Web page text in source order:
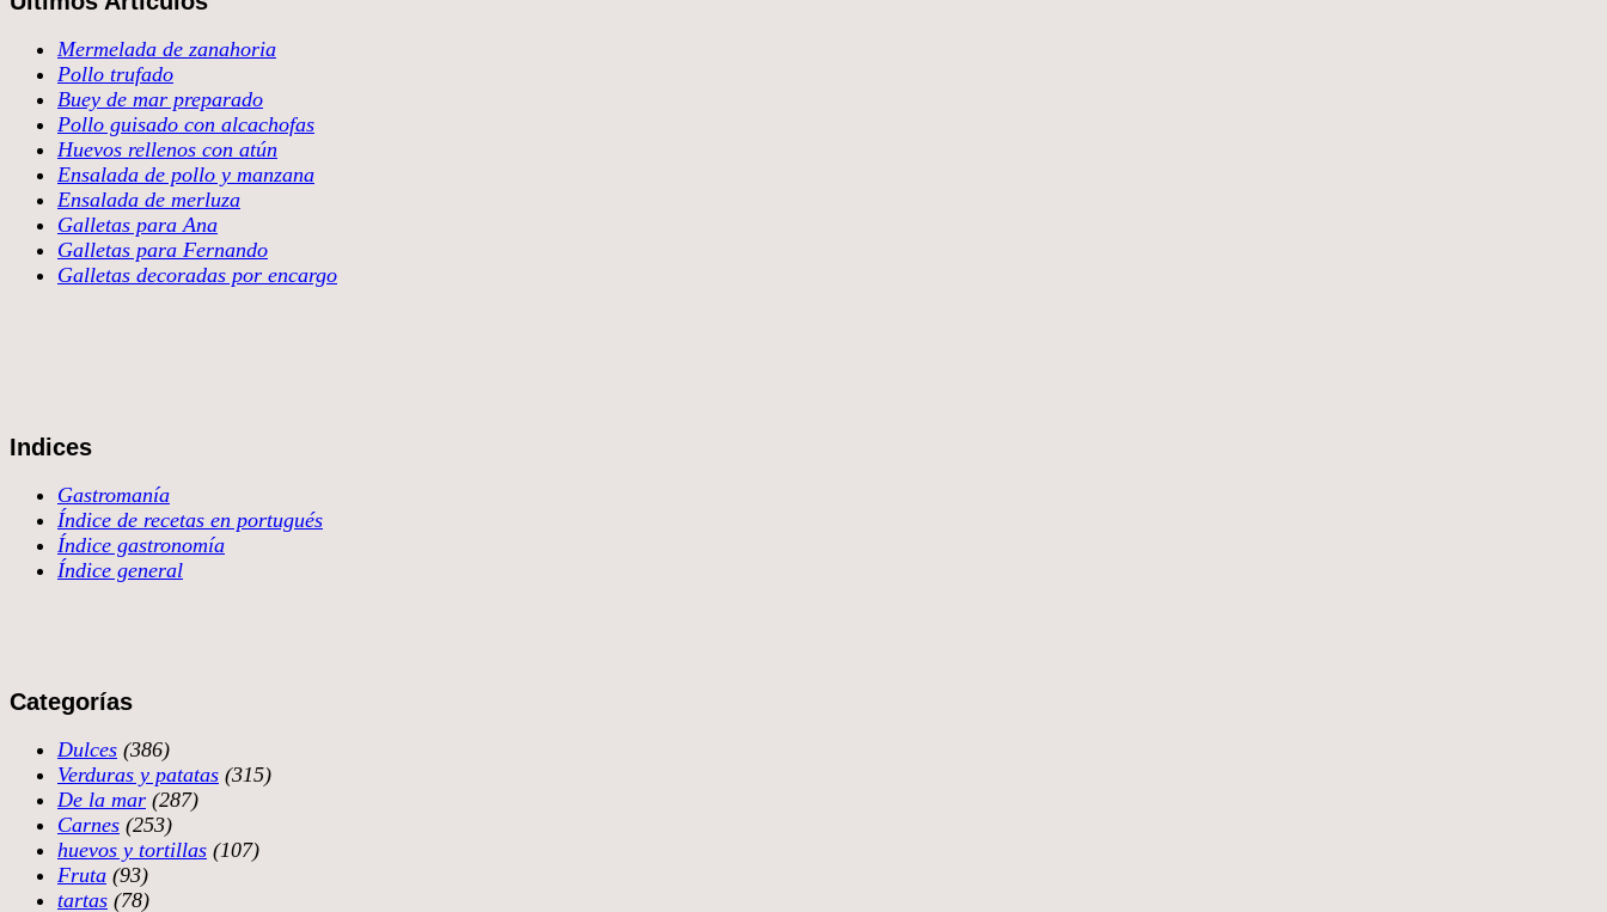
Mermelada de zanahoria
Pollo trufado
Buey de mar preparado
Pollo guisado con alcachofas
Huevos rellenos con atún
Ensalada de pollo y manzana
Ensalada de merluza
Galletas para Ana
Galletas para Fernando
Galletas decoradas por encargo
Indices
Gastromanía
Índice de recetas en portugués
Índice gastronomía
Índice general
Categorías
Dulces (386)
Verduras y patatas (315)
De la mar (287)
Carnes (253)
huevos y tortillas (107)
Fruta (93)
tartas (78)